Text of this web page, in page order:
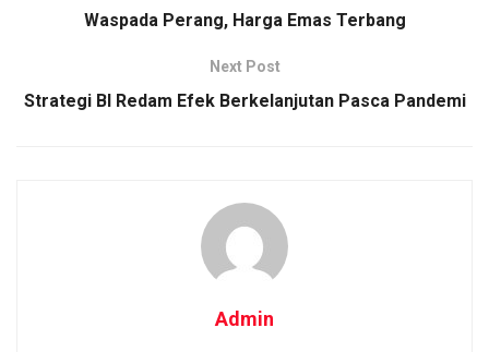
Waspada Perang, Harga Emas Terbang
Next Post
Strategi BI Redam Efek Berkelanjutan Pasca Pandemi
Admin